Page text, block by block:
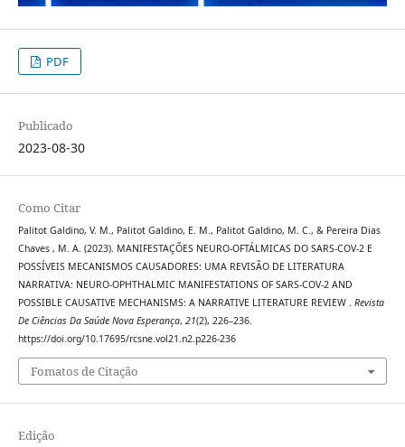
PDF
Publicado
2023-08-30
Como Citar
Palitot Galdino, V. M., Palitot Galdino, E. M., Palitot Galdino, M. C., & Pereira Dias
Chaves , M. A. (2023). MANIFESTAÇÕES NEURO-OFTÁLMICAS DO SARS-COV-2 E
POSSÍVEIS MECANISMOS CAUSADORES: UMA REVISÃO DE LITERATURA
NARRATIVA: NEURO-OPHTHALMIC MANIFESTATIONS OF SARS-COV-2 AND
POSSIBLE CAUSATIVE MECHANISMS: A NARRATIVE LITERATURE REVIEW . Revista
De Ciências Da Saúde Nova Esperança, 21(2), 226–236.
https://doi.org/10.17695/rcsne.vol21.n2.p226-236
Fomatos de Citação
Edição